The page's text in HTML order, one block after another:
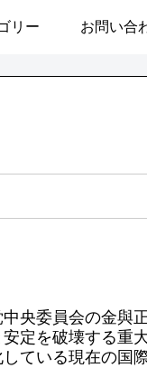
リー お問い合
央委員会の金與
定を破壊する重
ている現在の国